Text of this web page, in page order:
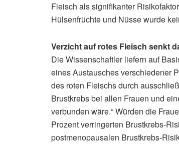
Fleisch als signifikanter
Hülsenfrüchte und Nüsse wurde
Verzicht auf rotes Fleisch senkt
Die Wissenschaftler liefern auf
eines Austausches verschiedener
des roten Fleischs durch
Brustkrebs bei allen Frauen und
verbunden wäre.“ Würden die
Prozent verringerten Brustkrebs-
postmenopausalen Brustkrebs-